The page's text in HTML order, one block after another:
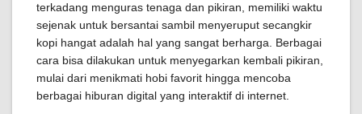
terkadang menguras tenaga dan pikiran, memiliki waktu
sejenak untuk bersantai sambil menyeruput secangkir
kopi hangat adalah hal yang sangat berharga. Berbagai
cara bisa dilakukan untuk menyegarkan kembali pikiran,
mulai dari menikmati hobi favorit hingga mencoba
berbagai hiburan digital yang interaktif di internet.